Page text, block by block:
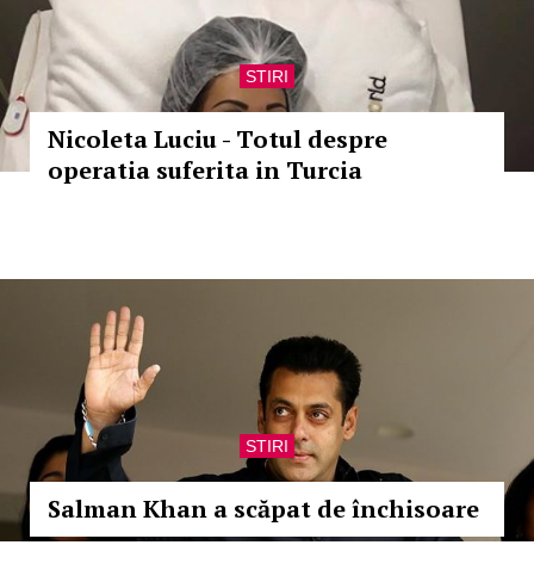
STIRI
Nicoleta Luciu - Totul despre
operatia suferita in Turcia
STIRI
Salman Khan a scăpat de închisoare